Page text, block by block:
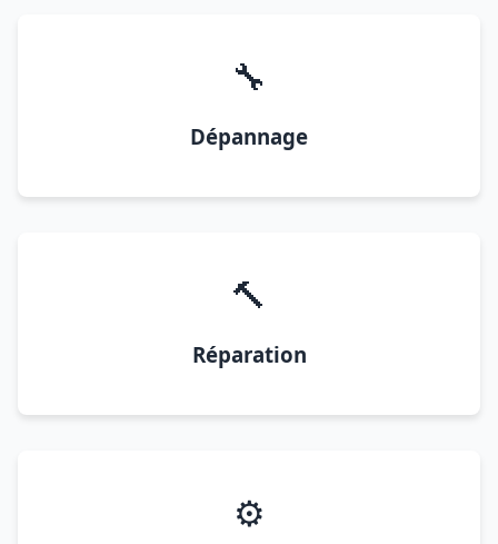
🔧
Dépannage
🔨
Réparation
⚙️